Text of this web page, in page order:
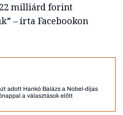
milliárd forint
– írta Facebookon
adott Hankó Balázs a Nobel-díjas
a választások előtt